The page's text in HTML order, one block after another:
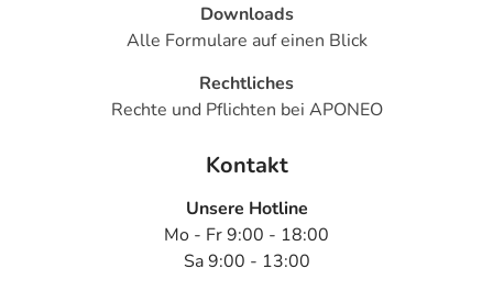
Downloads
Alle Formulare auf einen Blick
Rechtliches
Rechte und Pflichten bei APONEO
Kontakt
Unsere Hotline
Mo - Fr 9:00 - 18:00
Sa 9:00 - 13:00